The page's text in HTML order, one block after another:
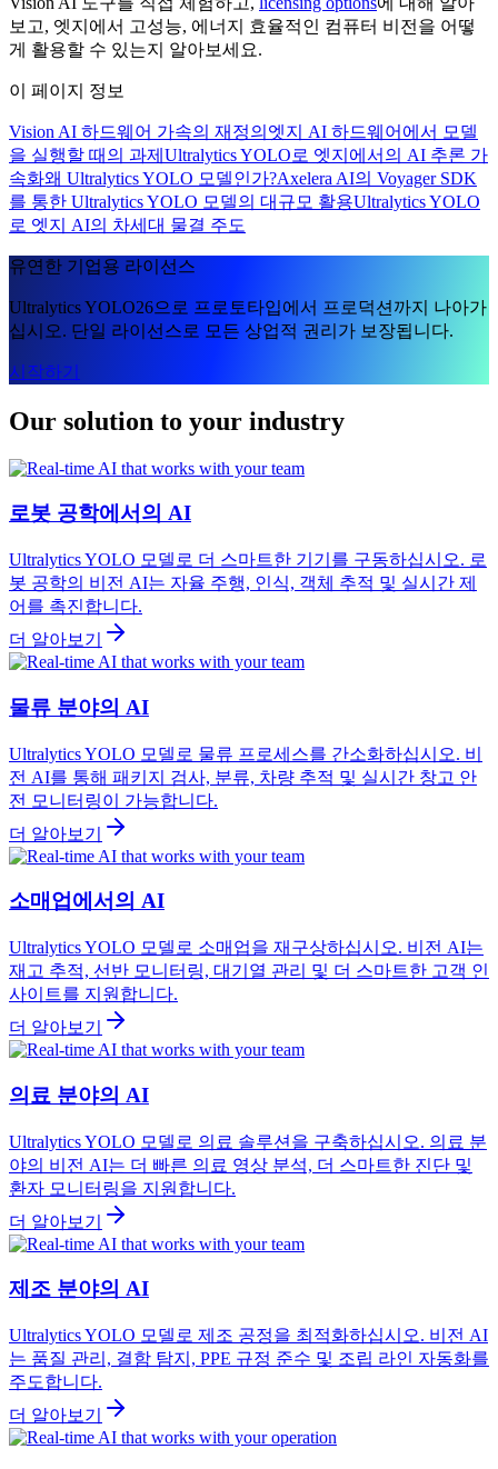
보고, 엣지에서 고성능, 에너지 효율적인 컴퓨터 비전을 어떻
게 활용할 수 있는지 알아보세요.
이 페이지 정보
Vision AI 하드웨어 가속의 재정의 엣지 AI 하드웨어에서 모델
을 실행할 때의 과제 Ultralytics YOLO로 엣지에서의 AI 추론 가
속화왜 Ultralytics YOLO 모델인가?Axelera AI의 Voyager SDK
를 통한 Ultralytics YOLO 모델의 대규모 활용Ultralytics YOLO
로 엣지 AI의 차세대 물결 주도
유연한 기업용 라이선스
Ultralytics YOLO26으로 프로토타입에서 프로덕션까지 나아가
십시오. 단일 라이선스로 모든 상업적 권리가 보장됩니다.
시작하기
Our solution to your industry
로봇 공학에서의 AI
Ultralytics YOLO 모델로 더 스마트한 기기를 구동하십시오. 로
봇 공학의 비전 AI는 자율 주행, 인식, 객체 추적 및 실시간 제
어를 촉진합니다.
더 알아보기
물류 분야의 AI
Ultralytics YOLO 모델로 물류 프로세스를 간소화하십시오. 비
전 AI를 통해 패키지 검사, 분류, 차량 추적 및 실시간 창고 안
전 모니터링이 가능합니다.
더 알아보기
소매업에서의 AI
Ultralytics YOLO 모델로 소매업을 재구상하십시오. 비전 AI는
재고 추적, 선반 모니터링, 대기열 관리 및 더 스마트한 고객 인
사이트를 지원합니다.
더 알아보기
의료 분야의 AI
Ultralytics YOLO 모델로 의료 솔루션을 구축하십시오. 의료 분
야의 비전 AI는 더 빠른 의료 영상 분석, 더 스마트한 진단 및
환자 모니터링을 지원합니다.
더 알아보기
제조 분야의 AI
Ultralytics YOLO 모델로 제조 공정을 최적화하십시오. 비전 AI
는 품질 관리, 결함 탐지, PPE 규정 준수 및 조립 라인 자동화를
주도합니다.
더 알아보기